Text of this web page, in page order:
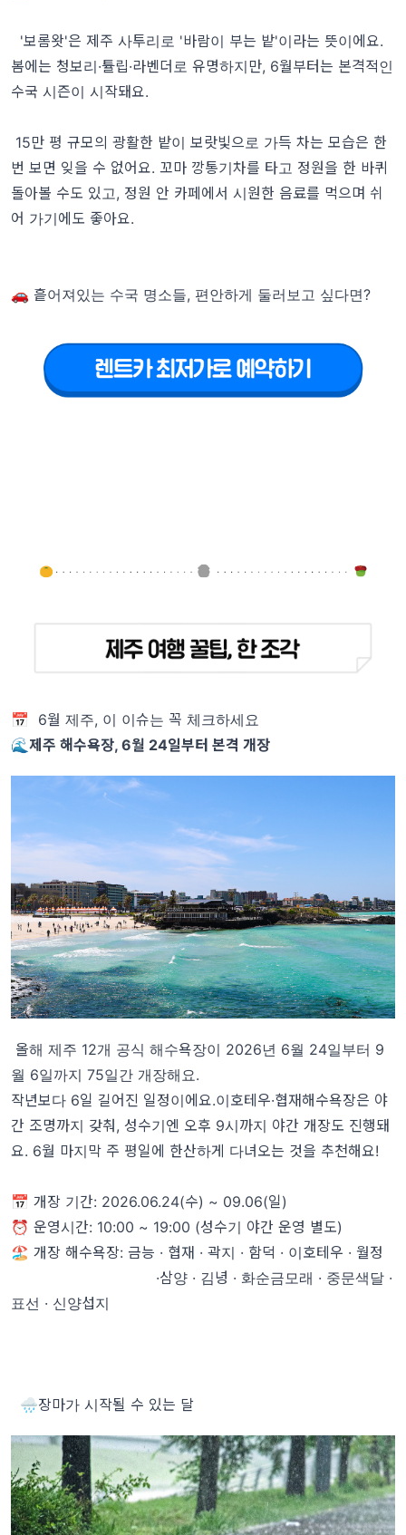
'보롬왓'은 제주 사투리로 '바람이 부는 밭'이라는 뜻이에요.
봄에는 청보리·튤립·라벤더로 유명하지만, 6월부터는 본격적인
수국 시즌이 시작돼요.
15만 평 규모의 광활한 밭이 보랏빛으로 가득 차는 모습은 한
번 보면 잊을 수 없어요. 꼬마 깡통기차를 타고 정원을 한 바퀴
돌아볼 수도 있고, 정원 안 카페에서 시원한 음료를 먹으며 쉬
어 가기에도 좋아요.
🚗 흩어져있는 수국 명소들, 편안하게 둘러보고 싶다면?
📅 6월 제주, 이 이슈는 꼭 체크하세요
🌊제주 해수욕장, 6월 24일부터 본격 개장
올해 제주 12개 공식 해수욕장이 2026년 6월 24일부터 9
월 6일까지 75일간 개장해요.
작년보다 6일 길어진 일정이에요.이호테우·협재해수욕장은 야
간 조명까지 갖춰, 성수기엔 오후 9시까지 야간 개장도 진행돼
요. 6월 마지막 주 평일에 한산하게 다녀오는 것을 추천해요!
📅 개장 기간: 2026.06.24(수) ~ 09.06(일)
⏰ 운영시간: 10:00 ~ 19:00 (성수기 야간 운영 별도)
🏖️ 개장 해수욕장: 금능 · 협재 · 곽지 · 함덕 · 이호테우 · 월정
·삼양 · 김녕 · 화순금모래 · 중문색달 ·
표선 · 신양섭지
🌧️장마가 시작될 수 있는 달